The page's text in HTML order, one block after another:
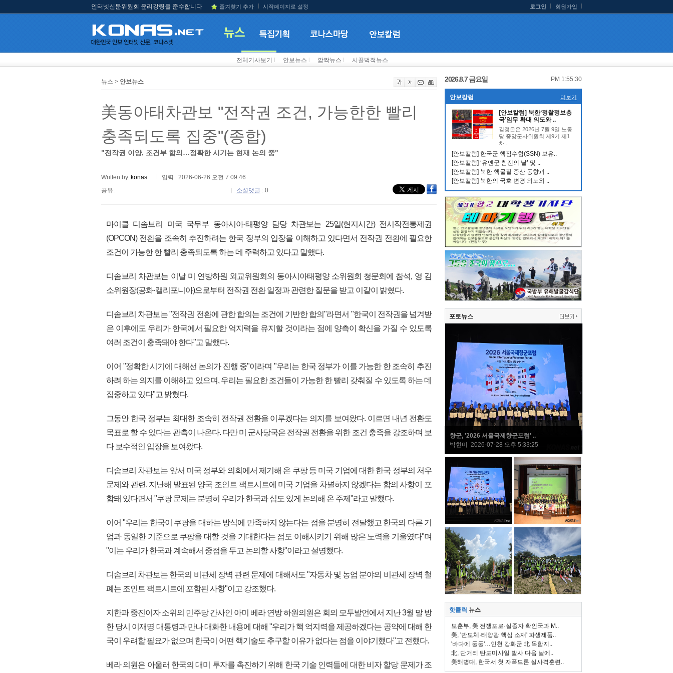
인터넷신문위원회 윤리강령을 준수합니다 즐겨찾기 추가 시작페이지로 설정 로그인 회원가입
전체기사보기 안보뉴스 깜짝뉴스 시끌벅적뉴스
뉴스 > 안보뉴스
美동아태차관보 "전작권 조건, 가능한한 빨리
충족되도록 집중"(종합)
"전작권 이양, 조건부 합의…정확한 시기는 현재 논의 중"
Written by. konas
입력 : 2026-06-26 오전 7:09:46
공유:
소셜댓글 : 0
마이클 디솜브리 미국 국무부 동아시아·태평양 담당 차관보는 25일(현지시간) 전시작전통제권
(OPCON) 전환을 조속히 추진하려는 한국 정부의 입장을 이해하고 있다면서 전작권 전환에 필요한
조건이 가능한 한 빨리 충족되도록 하는 데 주력하고 있다고 말했다.
디솜브리 차관보는 이날 미 연방하원 외교위원회의 동아시아태평양 소위원회 청문회에 참석, 영 김
소위원장(공화·캘리포니아)으로부터 전작권 전환 일정과 관련한 질문을 받고 이같이 밝혔다.
디솜브리 차관보는 "전작권 전환에 관한 합의는 조건에 기반한 합의"라면서 "한국이 전작권을 넘겨받
은 이후에도 우리가 한국에서 필요한 억지력을 유지할 것이라는 점에 양측이 확신을 가질 수 있도록
여러 조건이 충족돼야 한다"고 말했다.
이어 "정확한 시기에 대해선 논의가 진행 중"이라며 "우리는 한국 정부가 이를 가능한 한 조속히 추진
하려 하는 의지를 이해하고 있으며, 우리는 필요한 조건들이 가능한 한 빨리 갖춰질 수 있도록 하는 데
집중하고 있다"고 밝혔다.
그동안 한국 정부는 최대한 조속히 전작권 전환을 이루겠다는 의지를 보여왔다. 이르면 내년 전환도
목표로 할 수 있다는 관측이 나온다. 다만 미 군사당국은 전작권 전환을 위한 조건 충족을 강조하며 보
다 보수적인 입장을 보여왔다.
디솜브리 차관보는 앞서 미국 정부와 의회에서 제기해 온 쿠팡 등 미국 기업에 대한 한국 정부의 처우
문제와 관련, 지난해 발표된 양국 조인트 팩트시트에 미국 기업을 차별하지 않겠다는 합의 사항이 포
함돼 있다면서 "쿠팡 문제는 분명히 우리가 한국과 심도 있게 논의해 온 주제"라고 말했다.
이어 "우리는 한국이 쿠팡을 대하는 방식에 만족하지 않는다는 점을 분명히 전달했고 한국의 다른 기
업과 동일한 기준으로 쿠팡을 대할 것을 기대한다는 점도 이해시키기 위해 많은 노력을 기울였다"며
"이는 우리가 한국과 계속해서 중점을 두고 논의할 사항"이라고 설명했다.
디솜브리 차관보는 한국의 비관세 장벽 관련 문제에 대해서도 "자동차 및 농업 분야의 비관세 장벽 철
폐는 조인트 팩트시트에 포함된 사항"이고 강조했다.
지한파 중진이자 소위의 민주당 간사인 아미 베라 연방 하원의원은 회의 모두발언에서 지난 3월 말 방
한 당시 이재명 대통령과 만나 대화한 내용에 대해 "우리가 핵 억지력을 제공하겠다는 공약에 대해 한
국이 우려할 필요가 없으며 한국이 어떤 핵기술도 추구할 이유가 없다는 점을 이야기했다"고 전했다.
베라 의원은 아울러 한국의 대미 투자를 촉진하기 위해 한국 기술 인력들에 대한 비자 할당 문제가 조
2026.8.7 금요일 PM 1:55:31
안보칼럼 더보기
[안보칼럼] 북한‘정찰정보총
국’임무 확대 의도와 ..
김정은은 2026년 7월 9일 노동
당 중앙군사위원회 제9기 제1
차 ..
[안보칼럼] 한국군 핵잠수함(SSN) 보유..
[안보칼럼] ‘유엔군 참전의 날’ 및 ..
[안보칼럼] 북한 핵물질 증산 동향과 ..
[안보칼럼] 북한의 국호 변경 의도와 ..
포토뉴스
향군, '2026 서울국제향군포럼' ..
박현미 2026-07-28 오후 5:33:25
핫클릭 뉴스
보훈부, 美 전쟁포로·실종자 확인국과 M..
美, '반도체·태양광 핵심 소재' 파생제품..
'바다에 둥둥'…인천 강화군 北 목함지..
北, 단거리 탄도미사일 발사 다음 날에..
美해병대, 한국서 첫 자폭드론 실사격훈련..